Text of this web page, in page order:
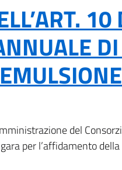
del
per l’affidamento